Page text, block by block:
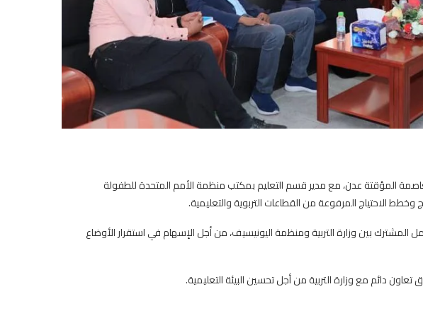
المؤقتة عدن، مع مدير قسم التعليم بمكتب منظمة الأمم المتحدة للطفولة
وخطط الاحتياج المرفوعة من القطاعات التربوية والتعليمية.
المشترك بين وزارة التربية ومنظمة اليونيسيف، من أجل الإسهام في استقرار الأوضاع
دائم مع وزارة التربية من أجل تحسين البيئة التعليمية.